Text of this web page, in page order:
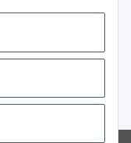
Abonnieren